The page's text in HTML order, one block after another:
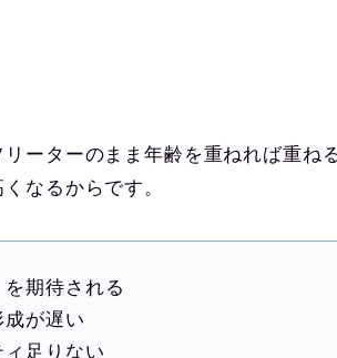
ーターのまま年齢を重ねれば重ね
なるからです。
を期待される
が遅い
足りない